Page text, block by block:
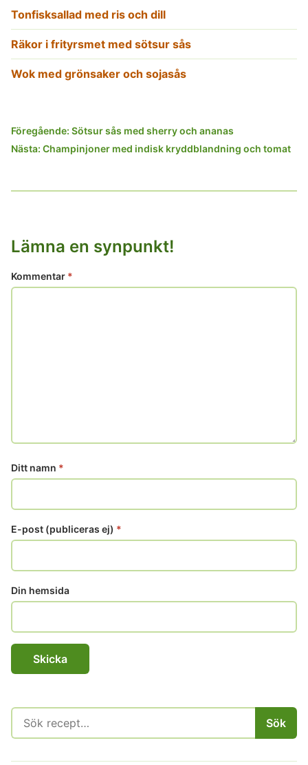
Tonfisksallad med ris och dill
Räkor i frityrsmet med sötsur sås
Wok med grönsaker och sojasås
Inläggsnavigering
Föregående: Sötsur sås med sherry och ananas
Nästa: Champinjoner med indisk kryddblandning och tomat
Lämna en synpunkt!
Kommentar *
Ditt namn *
E-post (publiceras ej) *
Din hemsida
Sök
efter:
Sök